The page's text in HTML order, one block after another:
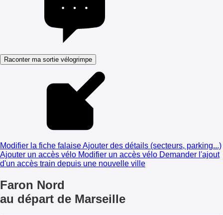
Raconter ma sortie vélogrimpe
Modifier la fiche falaiseAjouter des détails (secteurs, parking...)
Ajouter un accès vélo Modifier un accès vélo Demander l'ajout
d'un accès train depuis une nouvelle ville
Faron Nord
au départ de Marseille